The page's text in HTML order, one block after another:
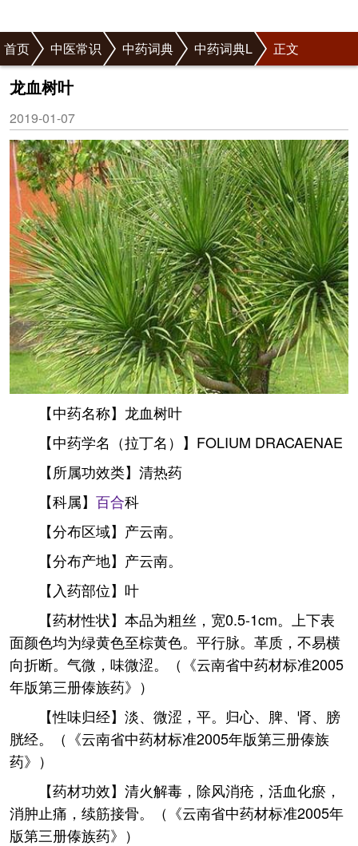
首页 中医常识 中药词典 中药词典L 正文
龙血树叶
2019-01-07
【中药名称】龙血树叶
【中药学名（拉丁名）】FOLIUM DRACAENAE
【所属功效类】清热药
【科属】 百合科
【分布区域】产云南。
【分布产地】产云南。
【入药部位】叶
【药材性状】本品为粗丝，宽0.5-1cm。上下表
面颜色均为绿黄色至棕黄色。平行脉。革质，不易横
向折断。气微，味微涩。（《云南省中药材标准2005
年版第三册傣族药》）
【性味归经】淡、微涩，平。归心、脾、肾、膀
胱经。（《云南省中药材标准2005年版第三册傣族
药》）
【药材功效】清火解毒，除风消疮，活血化瘀，
消肿止痛，续筋接骨。（《云南省中药材标准2005年
版第三册傣族药》）